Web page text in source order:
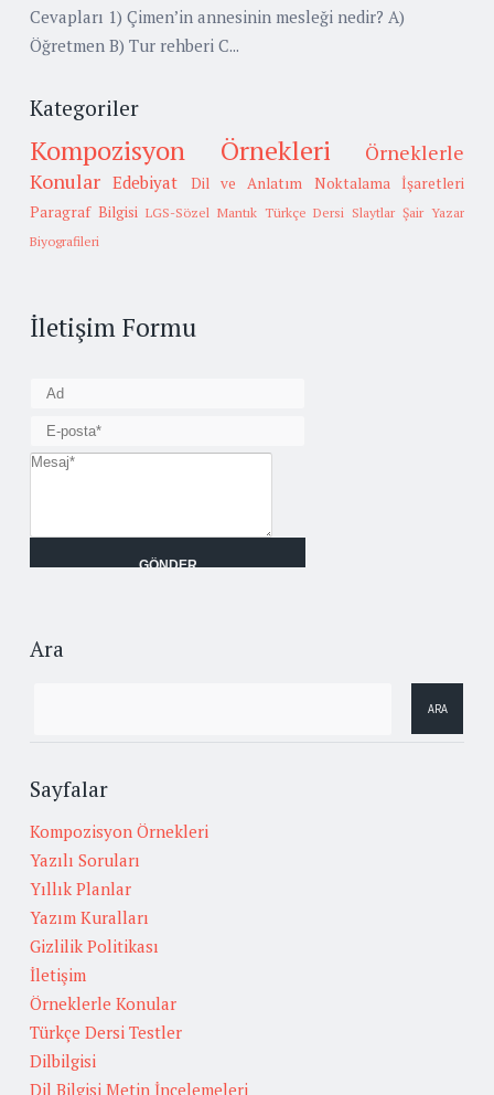
Cevapları 1) Çimen’in annesinin mesleği nedir? A)
Öğretmen B) Tur rehberi C...
Kategoriler
Kompozisyon Örnekleri
Örneklerle
Konular Edebiyat Dil ve Anlatım
Noktalama İşaretleri
Paragraf Bilgisi LGS-Sözel Mantık Türkçe Dersi Slaytlar Şair Yazar
Biyografileri
İletişim Formu
Ara
Sayfalar
Kompozisyon Örnekleri
Yazılı Soruları
Yıllık Planlar
Yazım Kuralları
Gizlilik Politikası
İletişim
Örneklerle Konular
Türkçe Dersi Testler
Dilbilgisi
Dil Bilgisi Metin İncelemeleri